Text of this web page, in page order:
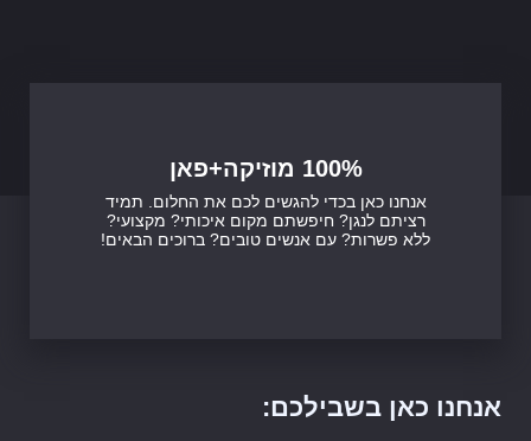
100% מוזיקה+פאן
אנחנו כאן בכדי להגשים לכם את החלום. תמיד
רציתם לנגן? חיפשתם מקום איכותי? מקצועי?
ללא פשרות? עם אנשים טובים? ברוכים הבאים!
אנחנו כאן בשבילכם: